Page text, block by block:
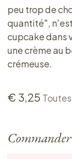
peu trop de
quantité",
cupcake dans
une crème au
crémeuse.
€ 3,25
Commander